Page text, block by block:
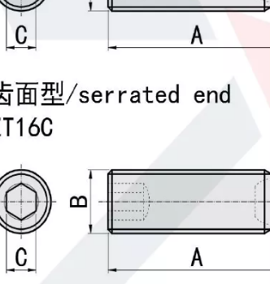
Sechskant-Klemmkugel-Winkel, Kopfklemme BRSM BRSMS